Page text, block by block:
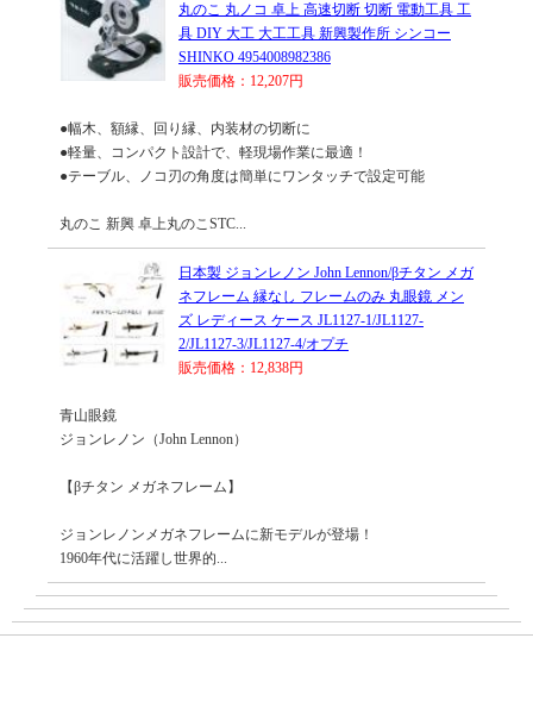
丸のこ 丸ノコ 卓上 高速切断 切断 電動工具 工
具 DIY 大工 大工工具 新興製作所 シンコー
SHINKO 4954008982386
販売価格：12,207円
●幅木、額縁、回り縁、内装材の切断に
●軽量、コンパクト設計で、軽現場作業に最適！
●テーブル、ノコ刃の角度は簡単にワンタッチで設定可能
丸のこ 新興 卓上丸のこSTC...
日本製 ジョンレノン John Lennon/βチタン メガ
ネフレーム 縁なし フレームのみ 丸眼鏡 メン
ズ レディース ケース JL1127-1/JL1127-
2/JL1127-3/JL1127-4/オプチ
販売価格：12,838円
青山眼鏡
ジョンレノン（John Lennon）
【βチタン メガネフレーム】
ジョンレノンメガネフレームに新モデルが登場！
1960年代に活躍し世界的...